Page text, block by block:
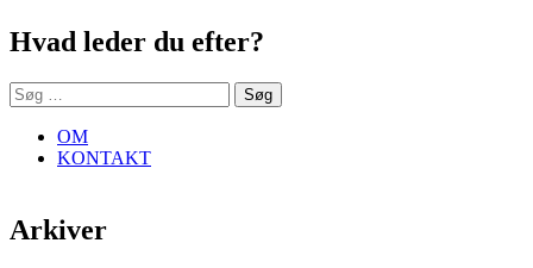
Hvad leder du efter?
Søg
efter:
OM
KONTAKT
Arkiver